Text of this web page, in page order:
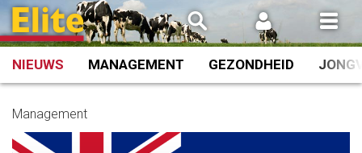
Spring
naar
inhoud
NIEUWS MANAGEMENT GEZONDHEID
Management